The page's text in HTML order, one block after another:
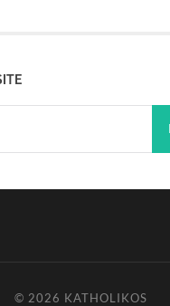
© 2026 KATHOLIKOS